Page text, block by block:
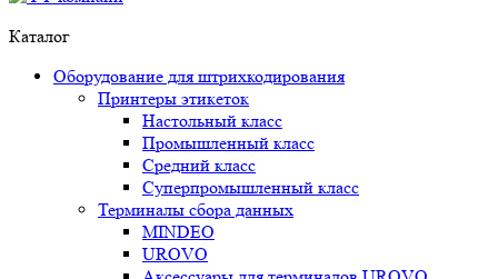
Каталог
Оборудование для штрихкодирования
Принтеры этикеток
Настольный класс
Промышленный класс
Средний класс
Суперпромышленный класс
Терминалы сбора данных
MINDEO
UROVO